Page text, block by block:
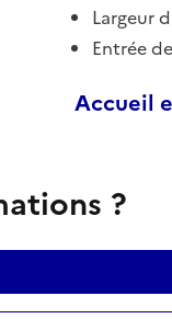
Largeur
Entrée
Accueil
?